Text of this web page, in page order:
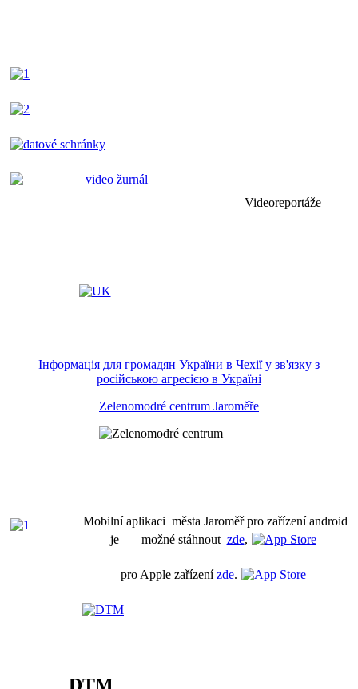
Videoreportáže
Інформація для громадян України в Чехії у зв'язку з
російською агресією в Україні
Zelenomodré centrum Jaroměře
Mobilní aplikaci města Jaroměř pro zařízení android
je možné stáhnout zde,
pro Apple zařízenízde.